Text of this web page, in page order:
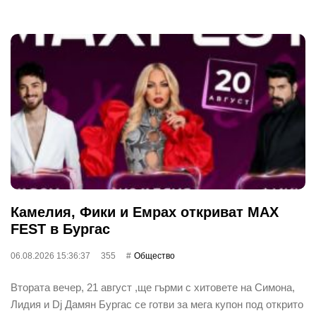
Камелия, Фики и Емрах откриват MAX
FEST в Бургас
06.08.2026 15:36:37 355 Общество
Втората вечер, 21 август ,ще гърми с хитовете на Симона,
Лидия и Dj Дамян Бургас се готви за мега купон под открито